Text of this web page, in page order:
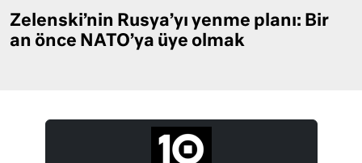
Zelenski’nin Rusya’yı yenme planı: Bir
an önce NATO’ya üye olmak